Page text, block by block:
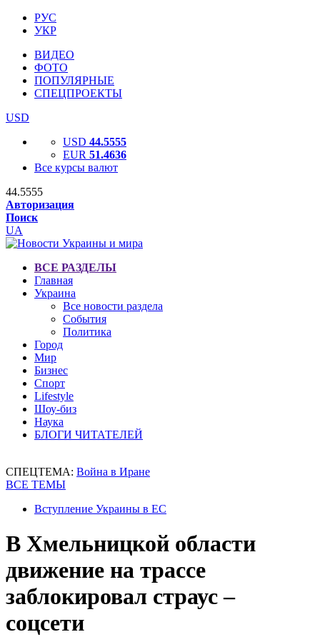
РУС
УКР
ВИДЕО
ФОТО
ПОПУЛЯРНЫЕ
СПЕЦПРОЕКТЫ
USD
USD 44.5555
EUR 51.4636
Все курсы валют
44.5555
Авторизация
Поиск
UA
ВСЕ РАЗДЕЛЫ
Главная
Украина
Все новости раздела
События
Политика
Город
Мир
Бизнес
Спорт
Lifestyle
Шоу-биз
Наука
БЛОГИ ЧИТАТЕЛЕЙ
СПЕЦТЕМА: Война в Иране
ВСЕ ТЕМЫ
Вступление Украины в ЕС
В Хмельницкой области
движение на трассе
заблокировал страус –
соцсети